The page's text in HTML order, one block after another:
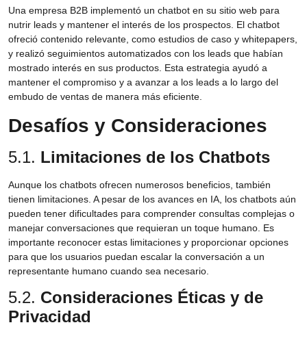
Una empresa B2B implementó un chatbot en su sitio web para
nutrir leads y mantener el interés de los prospectos. El chatbot
ofreció contenido relevante, como estudios de caso y whitepapers,
y realizó seguimientos automatizados con los leads que habían
mostrado interés en sus productos. Esta estrategia ayudó a
mantener el compromiso y a avanzar a los leads a lo largo del
embudo de ventas de manera más eficiente.
Desafíos y Consideraciones
5.1. Limitaciones de los Chatbots
Aunque los chatbots ofrecen numerosos beneficios, también
tienen limitaciones. A pesar de los avances en IA, los chatbots aún
pueden tener dificultades para comprender consultas complejas o
manejar conversaciones que requieran un toque humano. Es
importante reconocer estas limitaciones y proporcionar opciones
para que los usuarios puedan escalar la conversación a un
representante humano cuando sea necesario.
5.2. Consideraciones Éticas y de
Privacidad